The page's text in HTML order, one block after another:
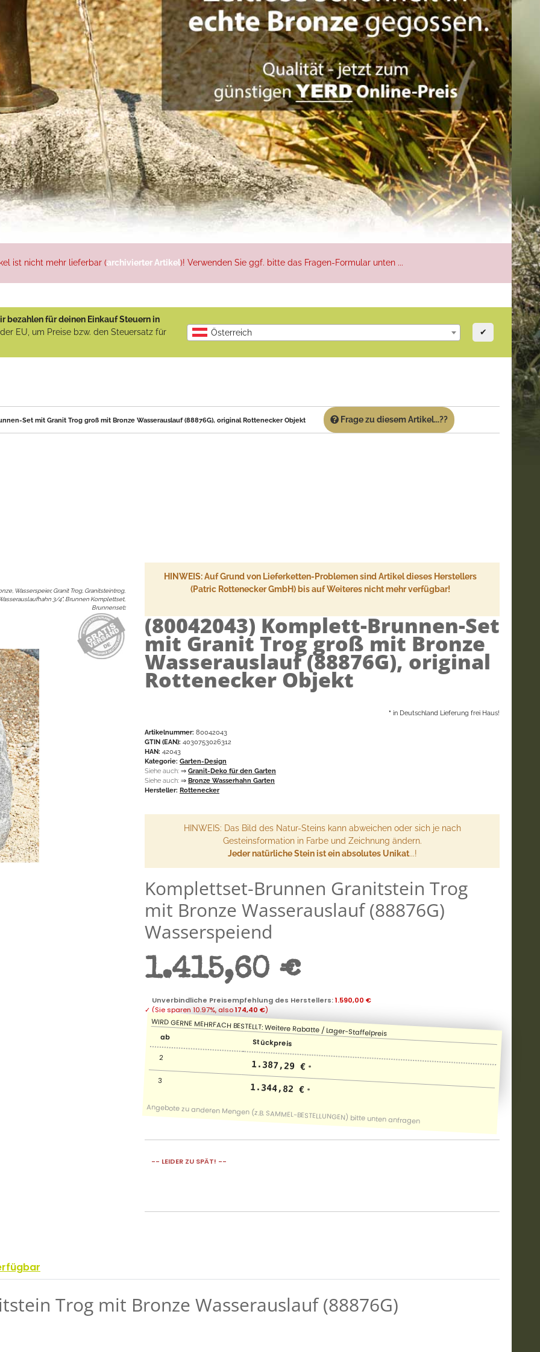
ist nicht mehr lieferbar (archivierter Artikel)! Verwenden Sie ggf. bitte das Fragen-Formular unten ...
bezahlen für deinen Einkauf Steuern in
EU, um Preise bzw. den Steuersatz für
Österreich ✔
Set mit Granit Trog groß mit Bronze Wasserauslauf (88876G), original Rottenecker Objekt Frage zu diesem Artikel...??
Wasserspeier, Granit Trog, Granitsteintrog,
3/4", Brunnen Komplettset,
Brunnenset:
HINWEIS: Auf Grund von Lieferketten-Problemen sind Artikel dieses Herstellers
(Patric Rottenecker GmbH) bis auf Weiteres nicht mehr verfügbar!
(80042043)Komplett-Brunnen-Set
mit Granit Trog groß mit Bronze
Wasserauslauf (88876G), original
Rottenecker Objekt
* in Deutschland Lieferung frei Haus!
Artikelnummer: 80042043
GTIN (EAN): 4030753026312
HAN: 42043
Kategorie: Garten-Design
Siehe auch: ⇒ Granit-Deko für den Garten
Siehe auch: ⇒ Bronze Wasserhahn Garten
Hersteller: Rottenecker
HINWEIS: Das Bild des Natur-Steins kann abweichen oder sich je nach
Gesteinsformation in Farbe und Zeichnung ändern.
Jeder natürliche Stein ist ein absolutes Unikat...!
Komplettset-Brunnen Granitstein Trog
mit Bronze Wasserauslauf (88876G)
Wasserspeiend
1.415,60 €
Unverbindliche Preisempfehlung des Herstellers:1.590,00 €
✓ (Sie sparen 10.97%, also174,40 €)
ab Stückpreis
2
1.387,29 € *
3
1.344,82 € *
-- LEIDER ZU SPÄT! --
Trog mit Bronze Wasserauslauf (88876G)